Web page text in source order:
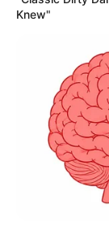
nouvelles de
Knew"